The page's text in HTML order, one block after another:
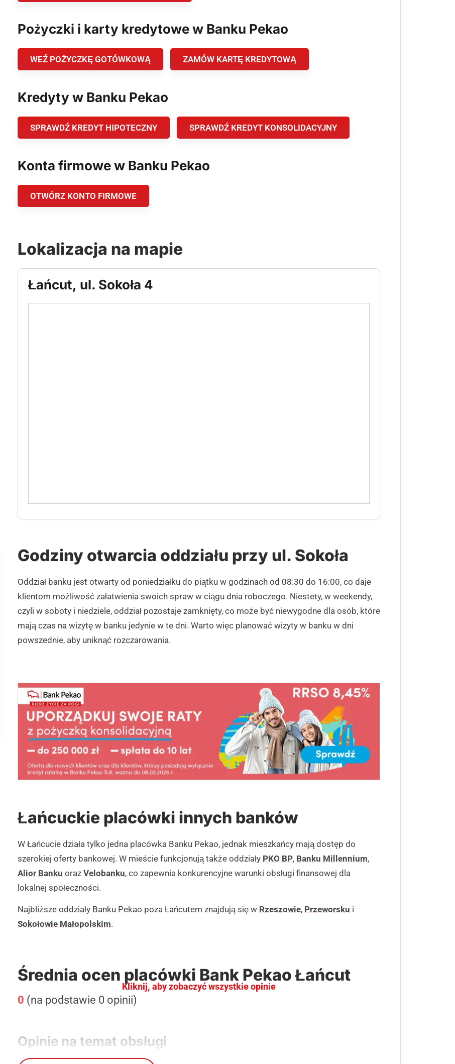
Pożyczki i karty kredytowe w Banku Pekao
WEŹ POŻYCZKĘ GOTÓWKOWĄ ZAMÓW KARTĘ KREDYTOWĄ
Kredyty w Banku Pekao
SPRAWDŹ KREDYT HIPOTECZNY SPRAWDŹ KREDYT KONSOLIDACYJNY
Konta firmowe w Banku Pekao
OTWÓRZ KONTO FIRMOWE
Lokalizacja na mapie
Łańcut, ul. Sokoła 4
Godziny otwarcia oddziału przy ul. Sokoła
Oddział banku jest otwarty od poniedziałku do piątku w godzinach od 08:30 do 16:00, co daje
klientom możliwość załatwienia swoich spraw w ciągu dnia roboczego. Niestety, w weekendy,
czyli w soboty i niedziele, oddział pozostaje zamknięty, co może być niewygodne dla osób, które
mają czas na wizytę w banku jedynie w te dni. Warto więc planować wizyty w banku w dni
powszednie, aby uniknąć rozczarowania.
Łańcuckie placówki innych banków
W Łańcucie działa tylko jedna placówka Banku Pekao, jednak mieszkańcy mają dostęp do
szerokiej oferty bankowej. W mieście funkcjonują także oddziały PKO BP, Banku Millennium,
Alior Banku oraz Velobanku, co zapewnia konkurencyjne warunki obsługi finansowej dla
lokalnej społeczności.
Najbliższe oddziały Banku Pekao poza Łańcutem znajdują się w Rzeszowie, Przeworsku i
Sokołowie Małopolskim.
Średnia ocen placówki Bank Pekao Łańcut
0 (na podstawie 0 opinii)
Opinie na temat obsługi
Kliknij, aby zobaczyć wszystkie opinie